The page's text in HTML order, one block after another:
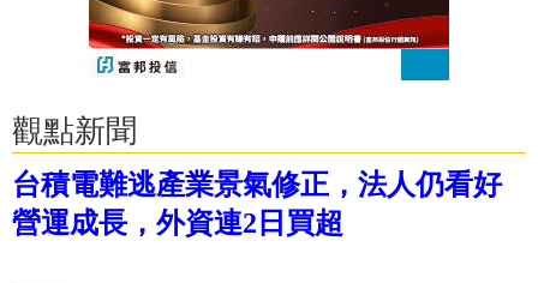
觀點新聞
台積電難逃產業景氣修正，法人仍看好
營運成長，外資連2日買超